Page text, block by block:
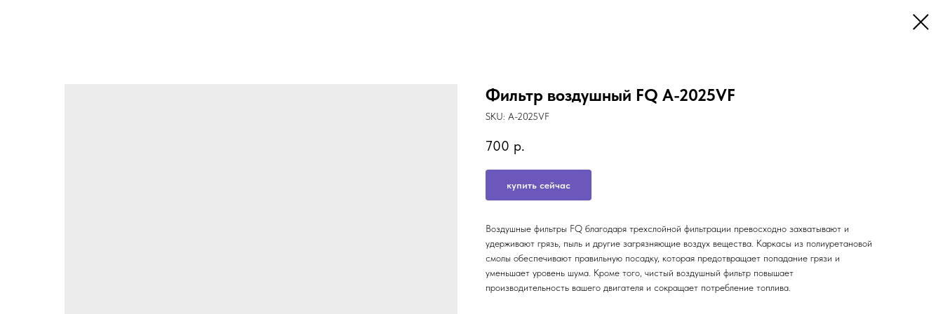
Фильтр воздушный FQ A-2025VF
SKU: A-2025VF
700 р.
купить сейчас
Воздушные фильтры FQ благодаря трехслойной фильтрации превосходно захватывают и
удерживают грязь, пыль и другие загрязняющие воздух вещества. Каркасы из полиуретановой
смолы обеспечивают правильную посадку, которая предотвращает попадание грязи и
уменьшает уровень шума. Кроме того, чистый воздушный фильтр повышает
производительность вашего двигателя и сокращает потребление топлива.